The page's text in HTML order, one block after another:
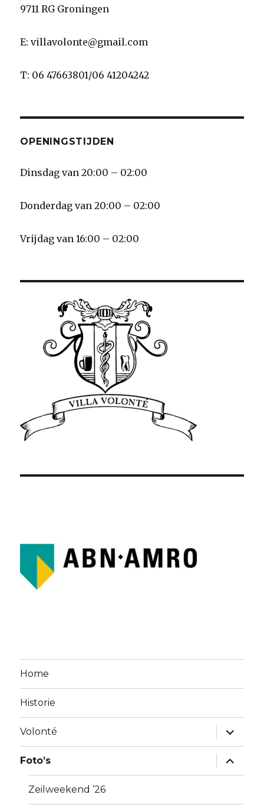
9711 RG Groningen
E: villavolonte@gmail.com
T: 06 47663801/06 41204242
OPENINGSTIJDEN
Dinsdag van 20:00 – 02:00
Donderdag van 20:00 – 02:00
Vrijdag van 16:00 – 02:00
Home
Historie
Volonté
vouw
sub-
menu
uit
Foto’s
vouw
sub-
menu
Zeilweekend ’26